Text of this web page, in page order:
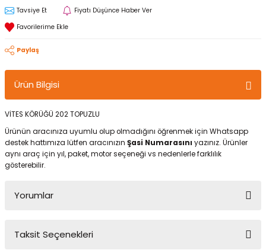
Tavsiye Et Fiyatı Düşünce Haber Ver
Paylaş
Ürün Bilgisi
VİTES KÖRÜĞÜ 202 TOPUZLU
Ürünün aracınıza uyumlu olup olmadığını öğrenmek için Whatsapp
destek hattımıza lütfen aracınızın Şasi Numarasını yazınız. Ürünler
aynı araç için yıl, paket, motor seçeneği vs nedenlerle farklılık
gösterebilir.
Yorumlar
Taksit Seçenekleri